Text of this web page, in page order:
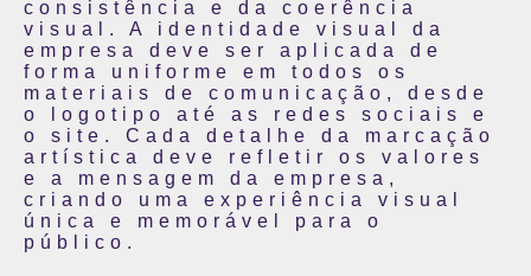
consistência e da coerência
visual. A identidade visual da
empresa deve ser aplicada de
forma uniforme em todos os
materiais de comunicação, desde
o logotipo até as redes sociais e
o site. Cada detalhe da marcação
artística deve refletir os valores
e a mensagem da empresa,
criando uma experiência visual
única e memorável para o
público.